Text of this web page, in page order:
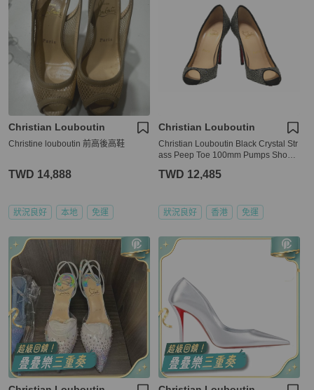
Christian Louboutin
Christine louboutin 前高後高鞋
TWD 14,888
狀況良好 本地 免運
Christian Louboutin
Christian Louboutin Black Crystal Str
ass Peep Toe 100mm Pumps Shoes
TWD 12,485
狀況良好 香港 免運